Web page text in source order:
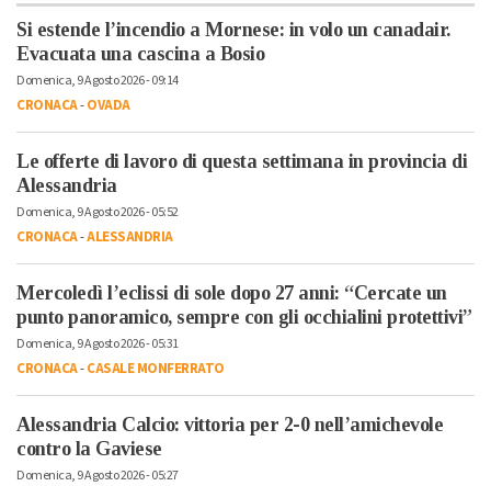
Si estende l’incendio a Mornese: in volo un canadair.
Evacuata una cascina a Bosio
Domenica, 9 Agosto 2026 - 09:14
CRONACA-OVADA
Le offerte di lavoro di questa settimana in provincia di
Alessandria
Domenica, 9 Agosto 2026 - 05:52
CRONACA-ALESSANDRIA
Mercoledì l’eclissi di sole dopo 27 anni: “Cercate un
punto panoramico, sempre con gli occhialini protettivi”
Domenica, 9 Agosto 2026 - 05:31
CRONACA-CASALE MONFERRATO
Alessandria Calcio: vittoria per 2-0 nell’amichevole
contro la Gaviese
Domenica, 9 Agosto 2026 - 05:27